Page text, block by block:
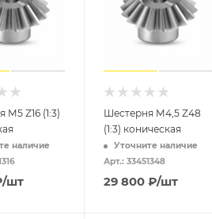
M5 Z16 (1:3)
наличие
/шт
Шестерня M4,5 Z48
(1:3) коническая
Уточните наличие
Арт.: 33451348
29 800₽/шт